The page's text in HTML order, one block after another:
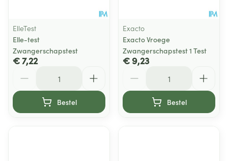
ElleTest
Elle-test
Zwangerschapstest
€ 7,22
Bestel
Exacto
Exacto Vroege
Zwangerschapstest 1 Test
€ 9,23
Bestel